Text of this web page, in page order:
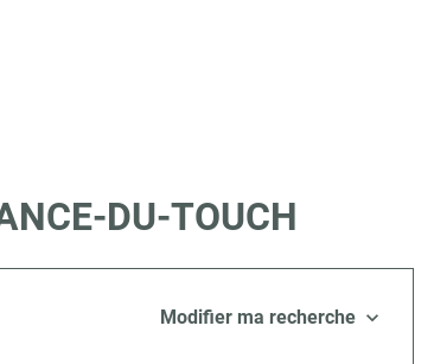
DU-TOUCH
Modifier ma recherche